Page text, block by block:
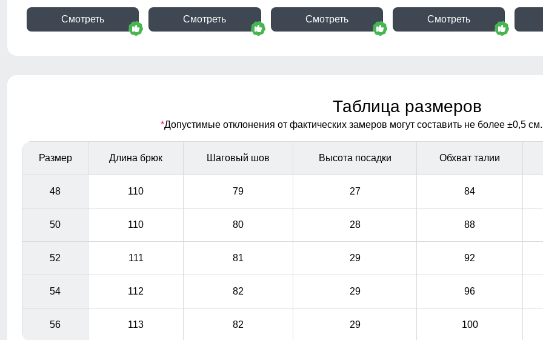
Смотреть Смотреть Смотреть Смотреть
Таблица размеров
*Допустимые отклонения от фактических замеров могут составить не более ±0,5
Размер Длина брюк Шаговый шов Высота посадки Обхват талии
48 110 79 27 84
50 110 80 28 88
52 111 81 29 92
54 112 82 29 96
56 113 82 29 100